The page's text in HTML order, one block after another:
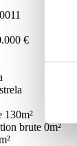
€
130m²
brute 0m²